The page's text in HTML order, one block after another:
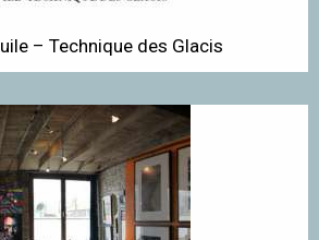
– Technique des Glacis